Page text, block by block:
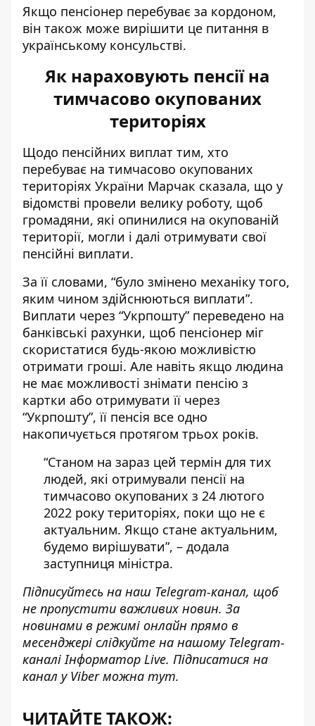
Якщо пенсіонер перебуває за кордоном,
він також може вирішити це питання в
українському консульстві.
Як нараховують пенсії на
тимчасово окупованих
територіях
Щодо пенсійних виплат тим, хто
перебуває на тимчасово окупованих
територіях України Марчак сказала, що у
відомстві провели велику роботу, щоб
громадяни, які опинилися на окупованій
території, могли і далі отримувати свої
пенсійні виплати.
За її словами, “було змінено механіку того,
яким чином здійснюються виплати”.
Виплати через “Укрпошту” переведено на
банківські рахунки, щоб пенсіонер міг
скористатися будь-якою можливістю
отримати гроші. Але навіть якщо людина
не має можливості знімати пенсію з
картки або отримувати її через
“Укрпошту”, її пенсія все одно
накопичується протягом трьох років.
“Станом на зараз цей термін для тих
людей, які отримували пенсії на
тимчасово окупованих з 24 лютого
2022 року територіях, поки що не є
актуальним. Якщо стане актуальним,
будемо вирішувати”, – додала
заступниця міністра.
Підписуйтесь на наш Telegram-канал, щоб
не пропустити важливих новин. За
новинами в режимі онлайн прямо в
месенджері слідкуйте на нашому Telegram-
каналіІнформатор Live. Підписатися на
канал у Viber можна тут.
ЧИТАЙТЕ ТАКОЖ: